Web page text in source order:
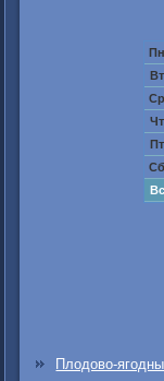
Пн
Вт
Ср
Чт
Пт
Сб
Вс
Плодово-